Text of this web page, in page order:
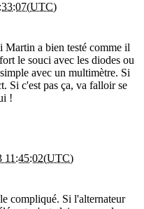
Martin a bien testé comme il
le souci avec les diodes ou
avec un multimètre. Si
Si c'est pas ça, va falloir se
!
11:45:02(UTC)
compliqué. Si l'alternateur